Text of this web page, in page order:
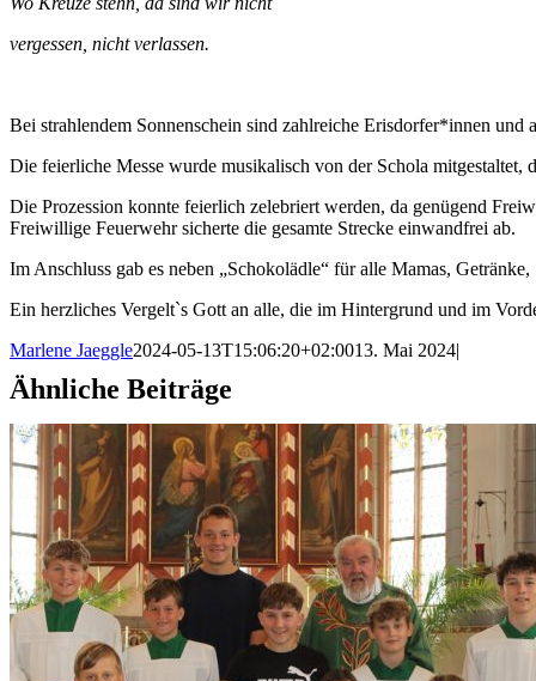
vergessen, nicht verlassen.
Bei strahlendem Sonnenschein sind zahlreiche Erisdorfer*innen
Die feierliche Messe wurde musikalisch von der Schola mitgestaltet,
Die Prozession konnte feierlich zelebriert werden, da genügend
Freiwillige Feuerwehr sicherte die gesamte Strecke einwandfrei ab.
Im Anschluss gab es neben „Schokolädle“ für alle Mamas,
Ein herzliches Vergelt`s Gott an alle, die im Hintergrund und im
Marlene Jaeggle2024-05-13T15:06:20+02:0013. Mai 2024|
Ähnliche Beiträge